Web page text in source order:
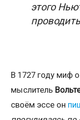
этого
В 1727 году миф
мыслитель
своём эссе он